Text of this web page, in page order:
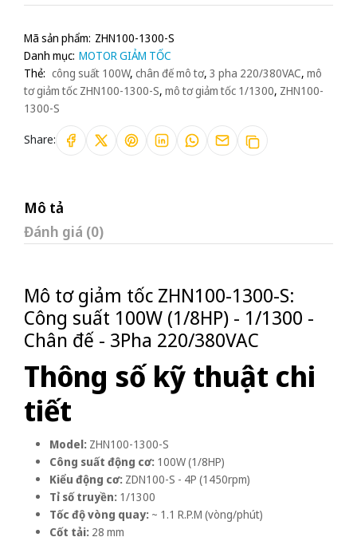
Mã sản phẩm: ZHN100-1300-S
Danh mục: MOTOR GIẢM TỐC
Thẻ: công suất 100W, chân đế mô tơ, 3 pha 220/380VAC, mô
tơ giảm tốc ZHN100-1300-S, mô tơ giảm tốc 1/1300, ZHN100-
1300-S
Share:
Mô tả
Đánh giá (0)
Mô tơ giảm tốc ZHN100-1300-S:
Công suất 100W (1/8HP) - 1/1300 -
Chân đế - 3Pha 220/380VAC
Thông số kỹ thuật chi
tiết
Model: ZHN100-1300-S
Công suất động cơ: 100W (1/8HP)
Kiểu động cơ: ZDN100-S - 4P (1450rpm)
Tỉ số truyền: 1/1300
Tốc độ vòng quay: ~ 1.1 R.P.M (vòng/phút)
Cốt tải: 28 mm